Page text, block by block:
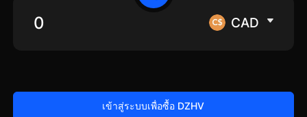
CAD
เข้าสู่ระบบเพื่อซื้อ DZHV